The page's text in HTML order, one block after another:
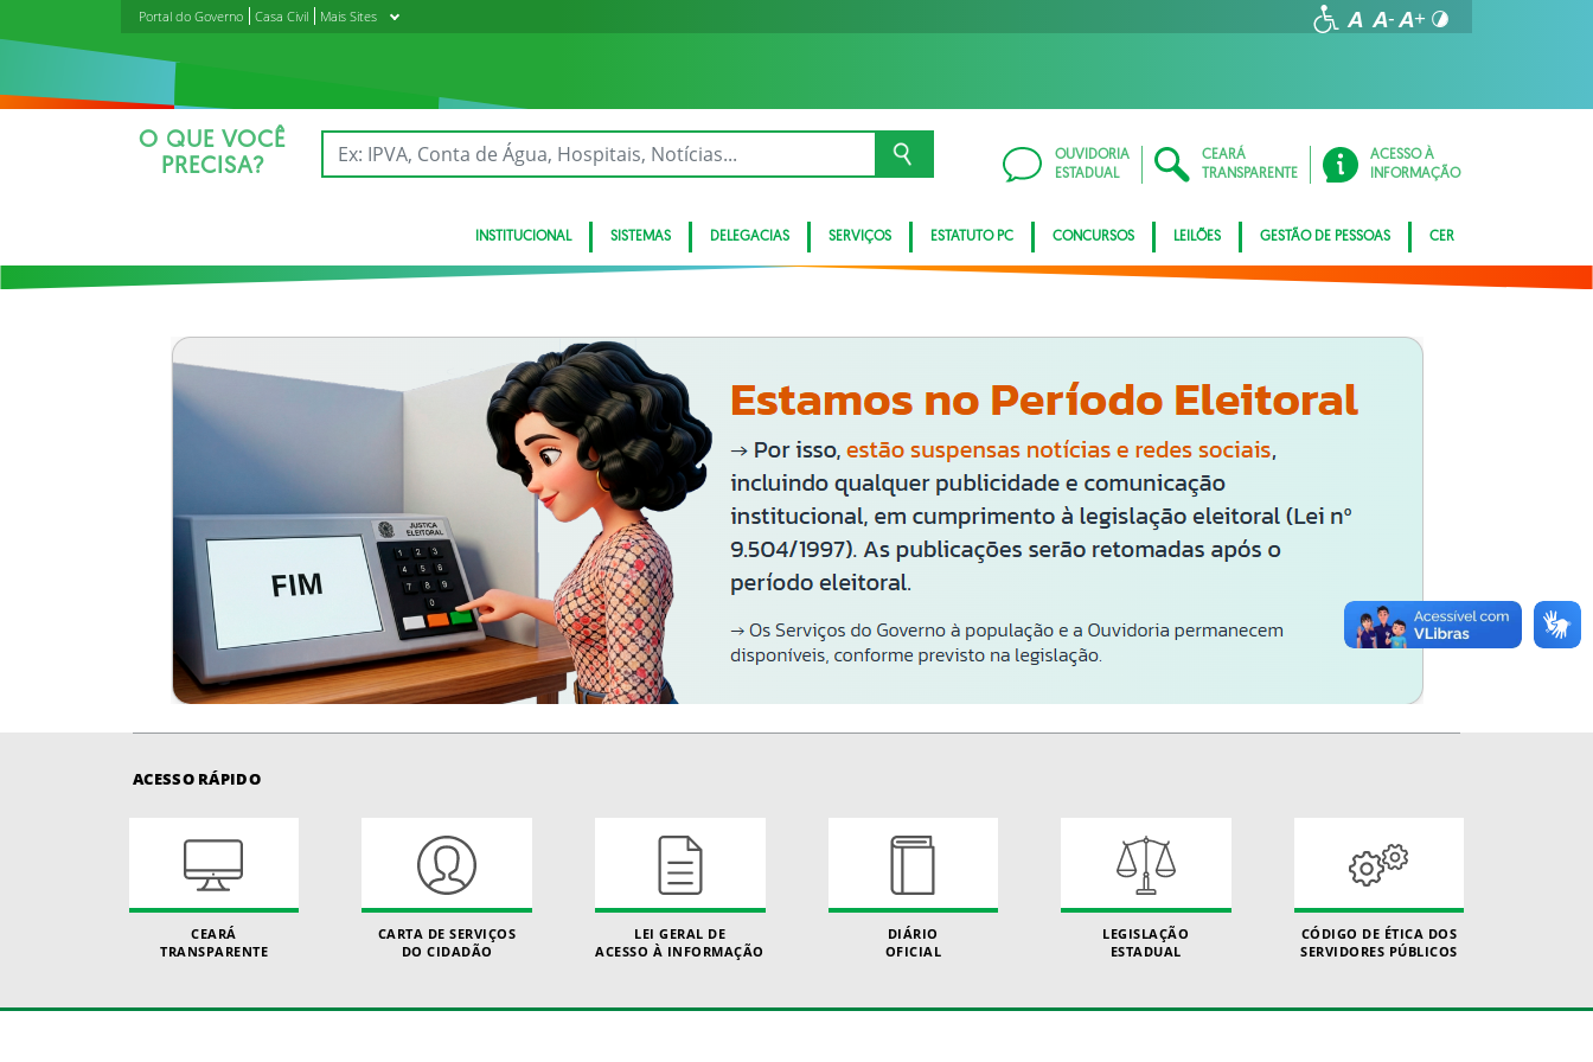
Portal do Governo Casa Civil Mais Sites
O QUE VOCÊ
PRECISA?
OUVIDORIA
ESTADUAL
CEARÁ
TRANSPARENTE
ACESSO À
INFORMAÇÃO
INSTITUCIONAL SISTEMAS DELEGACIAS SERVIÇOS ESTATUTO PC CONCURSOS LEILÕES GESTÃO DE PESSOAS CER
ACESSO RÁPIDO
CEARÁ
TRANSPARENTE
CARTA DE SERVIÇOS
DO CIDADÃO
LEI GERAL DE
ACESSO À INFORMAÇÃO
DIÁRIO
OFICIAL
LEGISLAÇÃO
ESTADUAL
CÓDIGO DE ÉTICA DOS
SERVIDORES PÚBLICOS